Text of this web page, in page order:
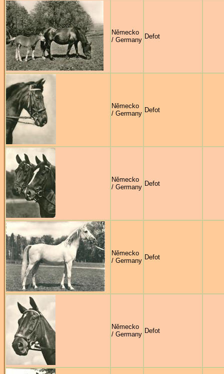
Německo
/ Germany Defot
Německo
/ Germany Defot
Německo
/ Germany Defot
Německo
/ Germany Defot
Německo
/ Germany Defot